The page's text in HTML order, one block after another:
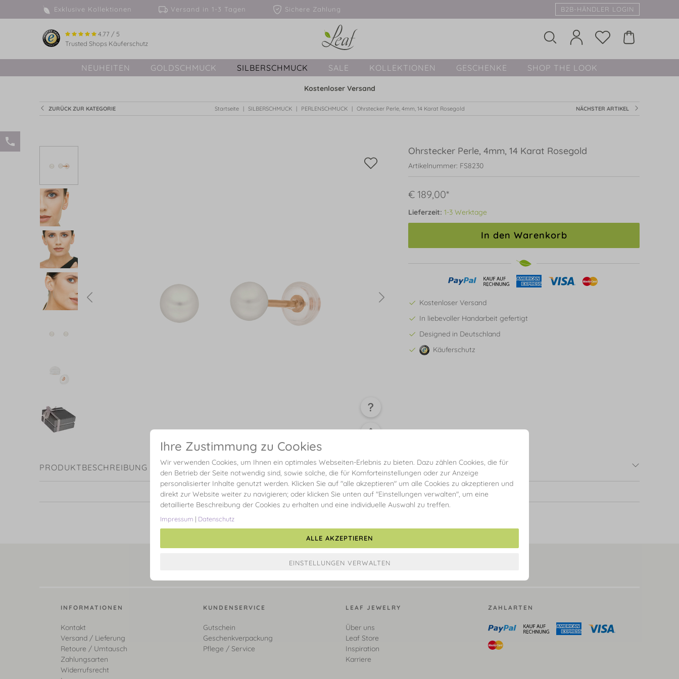
Exklusive Kollektionen Versand in 1-3 Tagen Sichere Zahlung B2B-HÄNDLER LOGIN
4.77 / 5
Trusted Shops Käuferschutz
NEUHEITEN GOLDSCHMUCK SILBERSCHMUCK SALE KOLLEKTIONEN GESCHENKE SHOP THE LOOK
Kostenloser Versand
ZURÜCK ZUR KATEGORIE Startseite SILBERSCHMUCK PERLENSCHMUCK Ohrstecker Perle, 4mm, 14 Karat Rosegold NÄCHSTER ARTIKEL
Ohrstecker Perle, 4mm, 14 Karat Rosegold
Artikelnummer: FS8230
€ 189,00*
Lieferzeit: 1-3 Werktage
In den Warenkorb
Kostenloser Versand
In liebevoller Handarbeit gefertigt
Designed in Deutschland
Käuferschutz
PRODUKTBESCHREIBUNG
INFORMATIONEN
Kontakt
Versand / Lieferung
Retoure / Umtausch
Zahlungsarten
Widerrufsrecht
KUNDENSERVICE
Gutschein
Geschenkverpackung
Pflege / Service
LEAF JEWELRY
Über uns
Leaf Store
Inspiration
Karriere
ZAHLARTEN
Ihre Zustimmung zu Cookies
Wir verwenden Cookies, um Ihnen ein optimales Webseiten-Erlebnis zu bieten. Dazu zählen Cookies, die für
den Betrieb der Seite notwendig sind, sowie solche, die für Komforteinstellungen oder zur Anzeige
personalisierter Inhalte genutzt werden. Klicken Sie auf "alle akzeptieren" um alle Cookies zu akzeptieren und
direkt zur Website weiter zu navigieren; oder klicken Sie unten auf "Einstellungen verwalten", um eine
detaillierte Beschreibung der Cookies zu erhalten und eine individuelle Auswahl zu treffen.
Impressum | Datenschutz
ALLE AKZEPTIEREN